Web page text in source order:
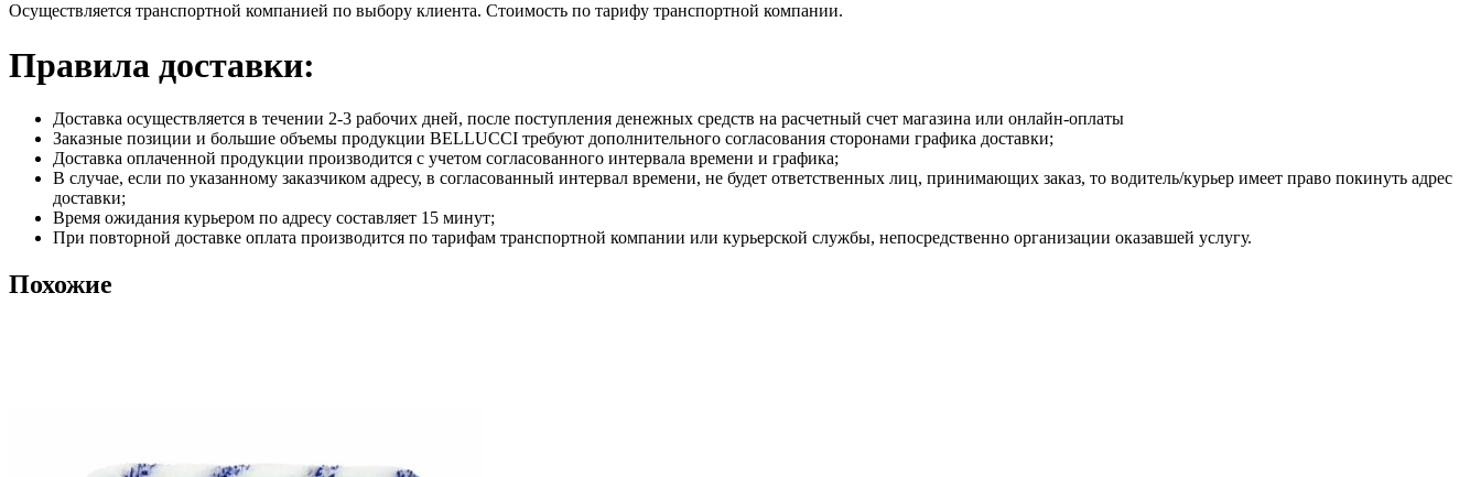
Осуществляется транспортной компанией по выбору клиента. Стоимость по тарифу транспортной компании.
Правила доставки:
Доставка осуществляется в течении 2-3 рабочих дней, после поступления денежных средств на расчетный счет магазина или онлайн-оплаты
Заказные позиции и большие объемы продукции BELLUCCI требуют дополнительного согласования сторонами графика доставки;
Доставка оплаченной продукции производится с учетом согласованного интервала времени и графика;
В случае, если по указанному заказчиком адресу, в согласованный интервал времени, не будет ответственных лиц, принимающих заказ, то водитель/курьер имеет право покинуть адрес
доставки;
Время ожидания курьером по адресу составляет 15 минут;
При повторной доставке оплата производится по тарифам транспортной компании или курьерской службы, непосредственно организации оказавшей услугу.
Похожие